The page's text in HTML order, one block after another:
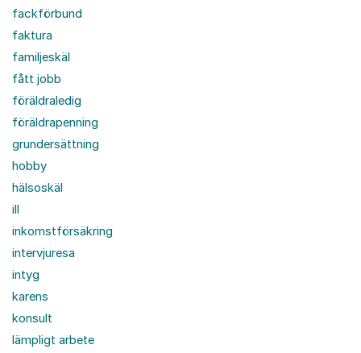
fackförbund
faktura
familjeskäl
fått jobb
föräldraledig
föräldrapenning
grundersättning
hobby
hälsoskäl
ill
inkomstförsäkring
intervjuresa
intyg
karens
konsult
lämpligt arbete